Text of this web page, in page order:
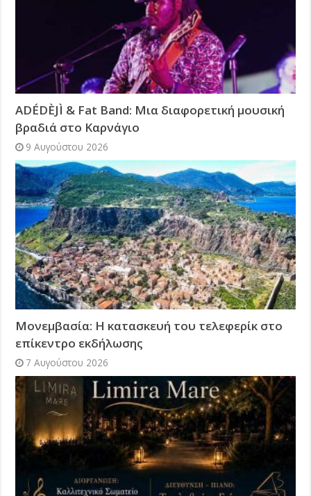
ADÉDÈJÌ & Fat Band: Μια διαφορετική μουσική
βραδιά στο Καρνάγιο
9 Αυγούστου 2026
Μονεμβασία: Η κατασκευή του τελεφερίκ στο
επίκεντρο εκδήλωσης
7 Αυγούστου 2026